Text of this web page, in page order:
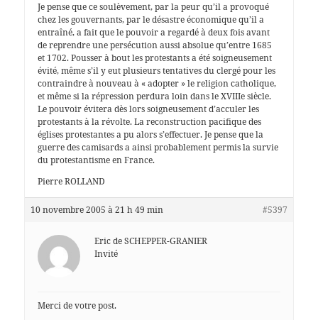
Je pense que ce soulèvement, par la peur qu’il a provoqué
chez les gouvernants, par le désastre économique qu’il a
entraîné, a fait que le pouvoir a regardé à deux fois avant
de reprendre une persécution aussi absolue qu’entre 1685
et 1702. Pousser à bout les protestants a été soigneusement
évité, même s’il y eut plusieurs tentatives du clergé pour les
contraindre à nouveau à « adopter » le religion catholique,
et même si la répression perdura loin dans le XVIIIe siècle.
Le pouvoir évitera dès lors soigneusement d’acculer les
protestants à la révolte. La reconstruction pacifique des
églises protestantes a pu alors s’effectuer. Je pense que la
guerre des camisards a ainsi probablement permis la survie
du protestantisme en France.
Pierre ROLLAND
10 novembre 2005 à 21 h 49 min #5397
Eric de SCHEPPER-GRANIER
Invité
Merci de votre post.